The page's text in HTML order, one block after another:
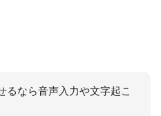
るなら音声入力や文字起こ